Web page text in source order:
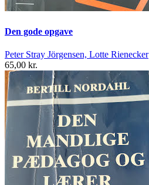
Den gode opgave
Peter Stray Jörgensen, Lotte Rienecker
65,00 kr.